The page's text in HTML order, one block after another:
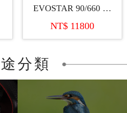
EVOSTAR 90/660 折
射式天文望遠鏡
NT$ 11800
分類